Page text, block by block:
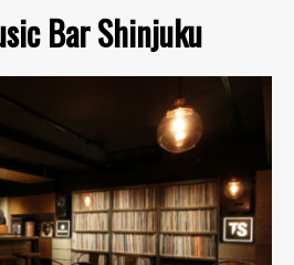
Bar Shinjuku